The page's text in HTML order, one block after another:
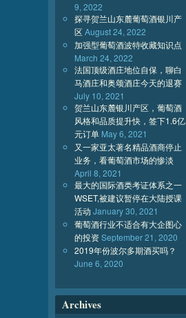
9, 2022
探寻贺兰山东麓葡萄酒银川产
区August 24, 2022
加强型葡萄酒波特收藏知识点
March 24, 2022
法国顶级酒庄地位自保，聊白
马酒庄和奥颂酒庄今天的退赛
July 10, 2021
贺兰山东麓银川产区，葡萄酒
风格和品质提升快，签下1.6亿
元订单 May 6, 2021
又一家亚太著名精品酒商停止
业务，看葡萄酒市场的惨淡
April 8, 2021
最大的国际酒类考证体系之一
WSET,被建议暂停在大陆授课
活动 January 30, 2021
葡萄酒行业不适合有大企图心
的投资September 21, 2020
2019年份波尔多期酒买吗？
June 6, 2020
Archives